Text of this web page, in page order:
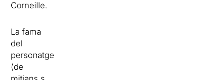
Corneille.
La fama
del
personatge
(de